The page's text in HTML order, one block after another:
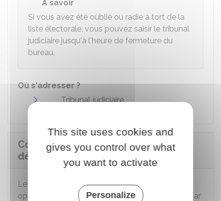
À savoir
Si vous avez été oublié ou radié à tort de la
liste électorale, vous pouvez saisir le tribunal
judiciaire jusqu'à l'heure de fermeture du
bureau.
Où s'adresser ?
Tribunal judiciaire
Comment se déroule le
dépouillement des votes ?
Le dépouillement commence dès la clôture des
opérations de vote. Il se déroule publiquement par
This site uses cookies and
gives you control over what
you want to activate
Personalize